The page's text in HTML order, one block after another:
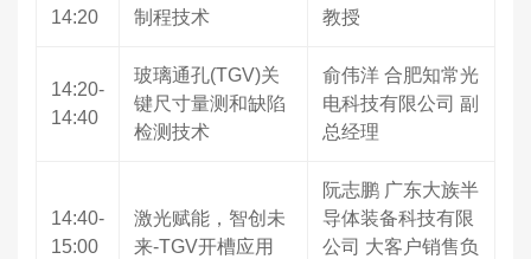
14:20
制程技术
教授
14:20-
14:40
玻璃通孔(TGV)关
键尺寸量测和缺陷
检测技术
俞伟洋 合肥知常光
电科技有限公司 副
总经理
14:40-
15:00
激光赋能，智创未
来-TGV开槽应用
阮志鹏 广东大族半
导体装备科技有限
公司 大客户销售负